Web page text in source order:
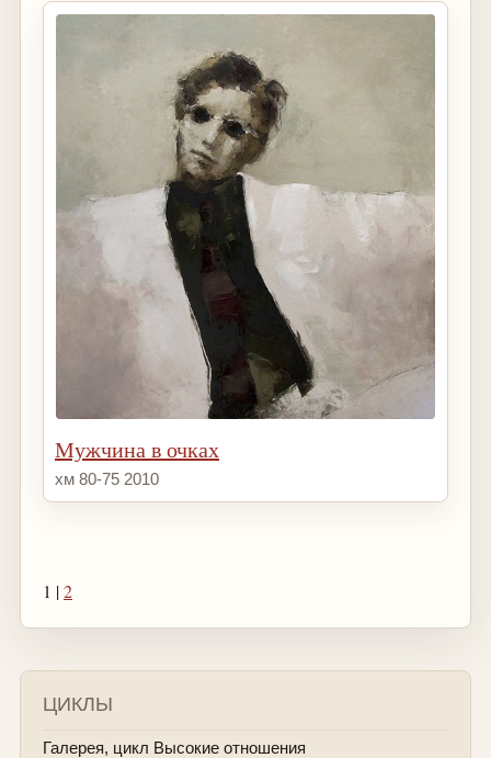
Мужчина в очках
хм 80-75 2010
1 |2
ЦИКЛЫ
Галерея, цикл Высокие отношения